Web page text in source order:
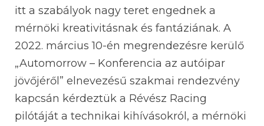
itt a szabályok nagy teret engednek a
mérnöki kreativitásnak és fantáziának. A
2022. március 10-én megrendezésre kerülő
„Automorrow – Konferencia az autóipar
jövőjéről” elnevezésű szakmai rendezvény
kapcsán kérdeztük a Révész Racing
pilótáját a technikai kihívásokról, a mérnöki